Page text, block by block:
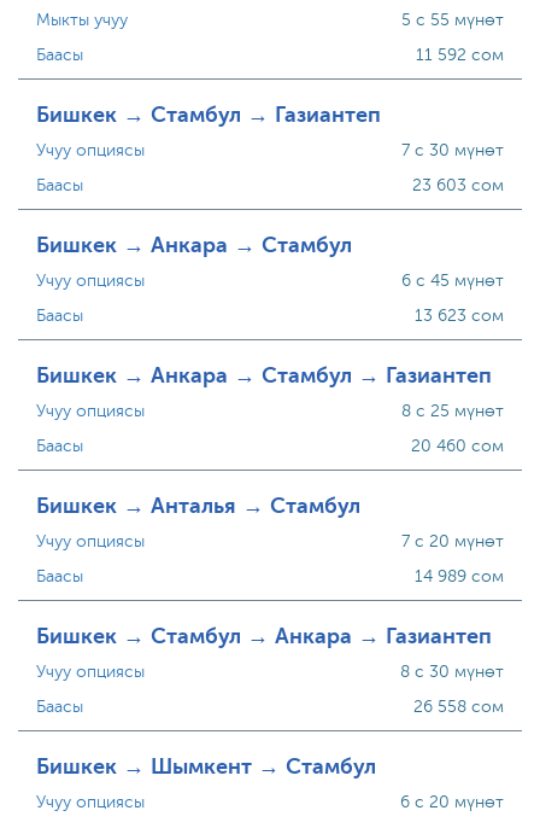
Мыкты учуу
Баасы
5 с 55 мүнөт
11 592 сом
Бишкек → Стамбул → Газиантеп
Учуу опциясы
Баасы
7 с 30 мүнөт
23 603 сом
Бишкек → Анкара → Стамбул
Учуу опциясы
Баасы
6 с 45 мүнөт
13 623 сом
Бишкек → Анкара → Стамбул → Газиантеп
Учуу опциясы
Баасы
8 с 25 мүнөт
20 460 сом
Бишкек → Анталья → Стамбул
Учуу опциясы
Баасы
7 с 20 мүнөт
14 989 сом
Бишкек → Стамбул → Анкара → Газиантеп
Учуу опциясы
Баасы
8 с 30 мүнөт
26 558 сом
Бишкек → Шымкент → Стамбул
Учуу опциясы 6 с 20 мүнөт